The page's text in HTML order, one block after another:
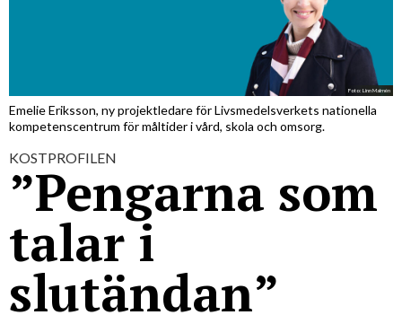
Foto: Linn Malmén
Emelie Eriksson, ny projektledare för Livsmedelsverkets nationella
kompetenscentrum för måltider i vård, skola och omsorg.
KOSTPROFILEN
”Pengarna som
talar i
slutändan”